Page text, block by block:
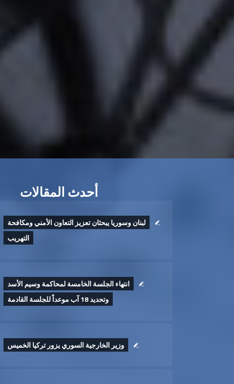
أحدث المقالات
لبنان وسوريا يبحثان تعزيز التعاون الأمني ومكافحة
التهريب
انتهاء الجلسة الخامسة لمحاكمة وسيم الأسد
وتحديد 18 آب موعداً للجلسة القادمة
وزير الخارجية السوري يزور تركيا الخميس